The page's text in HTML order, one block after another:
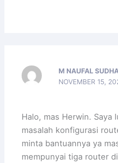
M NAUFAL
NOVEMBER 15,
Halo, mas Herwin. Saya
masalah konfigurasi
minta bantuannya ya
mempunyai tiga router